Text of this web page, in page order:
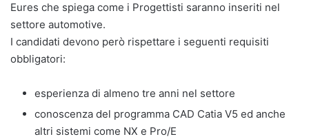
Eures che spiega come i Progettisti saranno inseriti nel
settore automotive.
I candidati devono però rispettare i seguenti requisiti
obbligatori:
esperienza di almeno tre anni nel settore
conoscenza del programma CAD Catia V5 ed anche
altri sistemi come NX e Pro/E